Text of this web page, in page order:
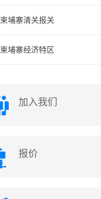
柬埔寨清关报关
柬埔寨经济特区
加入我们
报价